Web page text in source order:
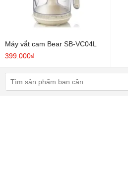
Máy vắt cam Bear SB-VC04L
399.000₫